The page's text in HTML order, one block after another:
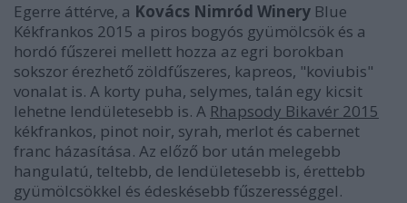
Egerre áttérve, a Kovács Nimród Winery Blue
Kékfrankos 2015 a piros bogyós gyümölcsök és a
hordó fűszerei mellett hozza az egri borokban
sokszor érezhető zöldfűszeres, kapreos, "koviubis"
vonalat is. A korty puha, selymes, talán egy kicsit
lehetne lendületesebb is. A Rhapsody Bikavér 2015
kékfrankos, pinot noir, syrah, merlot és cabernet
franc házasítása. Az előző bor után melegebb
hangulatú, teltebb, de lendületesebb is, érettebb
gyümölcsökkel és édeskésebb fűszerességgel.